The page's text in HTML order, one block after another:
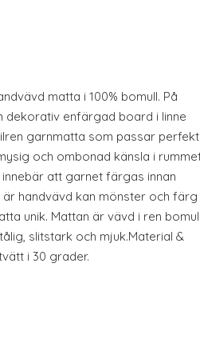
matta i 100% bomull. På
dekorativ enfärgad board i linne
garnmatta som passar perfekt
och ombonad känsla i
att garnet färgas innan
handvävd kan mönster och färg
unik. Mattan är vävd i ren bomull
slitstark och mjuk.Material &
i 30 grader.